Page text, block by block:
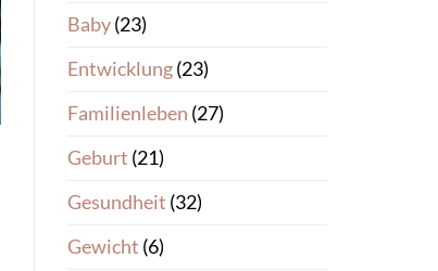
Baby(23)
Entwicklung(23)
Familienleben (27)
Geburt (21)
Gesundheit (32)
Gewicht (6)